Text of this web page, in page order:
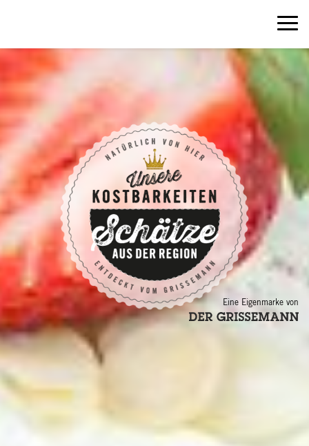
Eine Eigenmarke von
ZURÜCK ZUR ÜBERSICHT
Biskuitroulade